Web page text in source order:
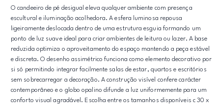
O candeeiro de pé desigual eleva qualquer ambiente com presença
escultural e iluminação acolhedora. A esfera luminosa repousa
ligeiramente deslocada dentro de uma estrutura esguia formando um
ponto de luz suave ideal para criar ambientes de leitura ou lazer. A base
reduzida optimiza o aproveitamento do espaço mantendo a peça estável
e discreta. O desenho assimétrico funciona como elemento decorativo por
si só permitindo integrar facilmente salas de estar, quartos e escritórios
sem sobrecarregar a decoração. A construção visível confere carácter
contemporâneo e o globo opalino difunde a luz uniformemente para um
conforto visual agradável. Escolha entre os tamanhos disponíveis c 30 x